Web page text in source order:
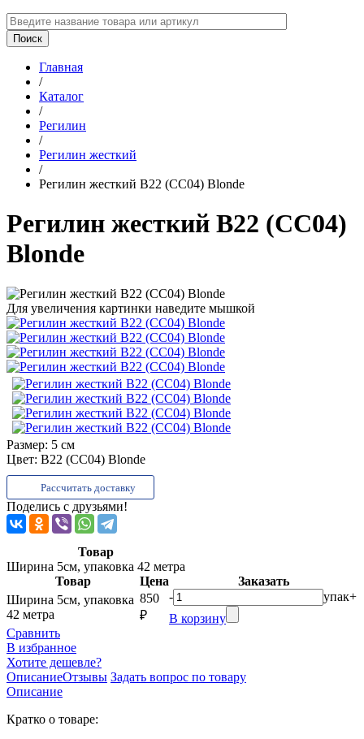
Главная
/
Каталог
/
Регилин
/
Регилин жесткий
/
Регилин жесткий B22 (СС04) Blonde
Регилин жесткий B22 (СС04)
Blonde
Для увеличения картинки наведите мышкой
Размер: 5 см
Цвет: B22 (СС04) Blonde
Рассчитать доставку
Поделись с друзьями!
Товар
Ширина 5см, упаковка 42 метра
Товар
Цена
Заказать
Ширина 5см, упаковка
42 метра
850
₽
- упак+
В корзину
Сравнить
В избранное
Хотите дешевле?
ОписаниеОтзывы Задать вопрос по товару
Описание
Кратко о товаре: